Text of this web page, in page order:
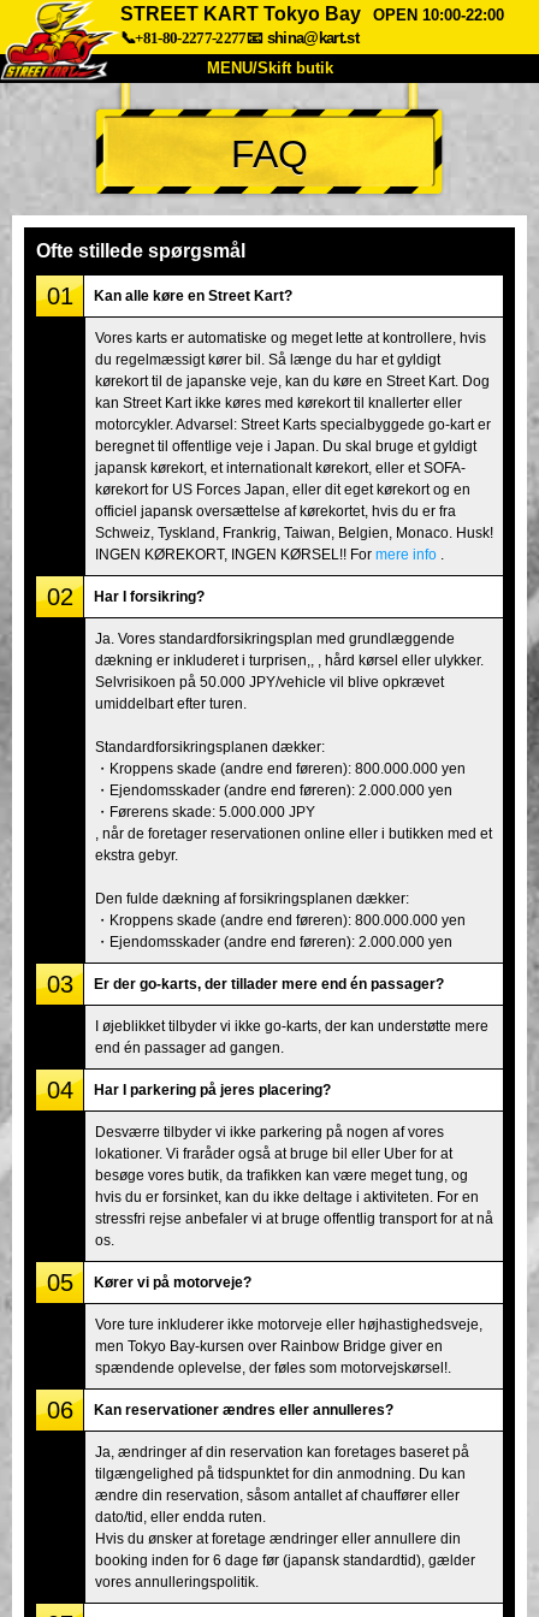
STREET KART Tokyo Bay
OPEN 10:00-22:00
📞+81-80-2277-2277📧 shina@kart.st
MENU/Skift butik
TOP
Om Specifikationer Pris
Stemme
Virksomhed
Tokyo Shinagawa Tokyo Akihabara#1
Tokyo Akihabara#2 Tokyo Shibuya
Tokyo Shibuya Annex Tokyo Bay
Tokyo Asakusa Osaka
Okinawa
FAQ
Ofte stillede spørgsmål
01 Kan alle køre en Street Kart?
Vores karts er automatiske og meget lette at kontrollere, hvis
du regelmæssigt kører bil. Så længe du har et gyldigt
kørekort til de japanske veje, kan du køre en Street Kart. Dog
kan Street Kart ikke køres med kørekort til knallerter eller
motorcykler. Advarsel: Street Karts specialbyggede go-kart er
beregnet til offentlige veje i Japan. Du skal bruge et gyldigt
japansk kørekort, et internationalt kørekort, eller et SOFA-
kørekort for US Forces Japan, eller dit eget kørekort og en
officiel japansk oversættelse af kørekortet, hvis du er fra
Schweiz, Tyskland, Frankrig, Taiwan, Belgien, Monaco. Husk!
INGEN KØREKORT, INGEN KØRSEL!! For mere info
02 Har I forsikring?
Ja. Vores standardforsikringsplan med grundlæggende
dækning er inkluderet i turprisen,, , hård kørsel eller ulykker.
Selvrisikoen på 50.000 JPY/vehicle vil blive opkrævet
umiddelbart efter turen.
Standardforsikringsplanen dækker:
・Kroppens skade (andre end føreren): 800.000.000 yen
・Ejendomsskader (andre end føreren): 2.000.000 yen
・Førerens skade: 5.000.000 JPY
, når de foretager reservationen online eller i butikken med et
ekstra gebyr.
Den fulde dækning af forsikringsplanen dækker:
・Kroppens skade (andre end føreren): 800.000.000 yen
・Ejendomsskader (andre end føreren): 2.000.000 yen
03 Er der go-karts, der tillader mere end én passager?
I øjeblikket tilbyder vi ikke go-karts, der kan understøtte mere
end én passager ad gangen.
04 Har I parkering på jeres placering?
Desværre tilbyder vi ikke parkering på nogen af vores
lokationer. Vi fraråder også at bruge bil eller Uber for at
besøge vores butik, da trafikken kan være meget tung, og
hvis du er forsinket, kan du ikke deltage i aktiviteten. For en
stressfri rejse anbefaler vi at bruge offentlig transport for at nå
os.
05 Kører vi på motorveje?
Vore ture inkluderer ikke motorveje eller højhastighedsveje,
men Tokyo Bay-kursen over Rainbow Bridge giver en
spændende oplevelse, der føles som motorvejskørsel!.
06 Kan reservationer ændres eller annulleres?
Ja, ændringer af din reservation kan foretages baseret på
tilgængelighed på tidspunktet for din anmodning. Du kan
ændre din reservation, såsom antallet af chauffører eller
dato/tid, eller endda ruten.
Hvis du ønsker at foretage ændringer eller annullere din
booking inden for 6 dage før (japansk standardtid), gælder
vores annulleringspolitik.